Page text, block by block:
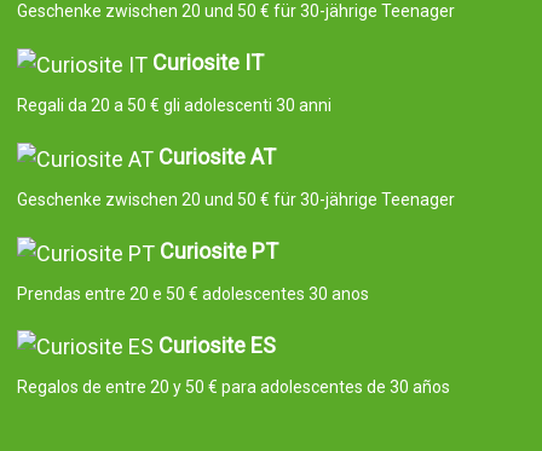
Geschenke zwischen 20 und 50 € für 30-jährige Teenager
Curiosite IT
Regali da 20 a 50 € gli adolescenti 30 anni
Curiosite AT
Geschenke zwischen 20 und 50 € für 30-jährige Teenager
Curiosite PT
Prendas entre 20 e 50 € adolescentes 30 anos
Curiosite ES
Regalos de entre 20 y 50 € para adolescentes de 30 años